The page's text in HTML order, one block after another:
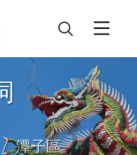
潭子區